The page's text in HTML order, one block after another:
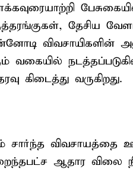
தேசிய
விவசாயிகளின்
வகையில்
கிடைத்து வருகிறது.
சார்ந்த விவசாயத்தை
ஆதார விலை